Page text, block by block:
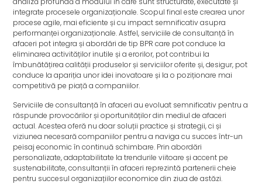
integrate procesele organizaționale. Scopul final este crearea unor
procese agile, mai eficiente și cu impact semnificativ asupra
performanței organizaționale. Astfel, serviciile de consultanță în
afaceri pot integra și abordări de tip BPR care pot conduce la
eliminarea activităților inutile și a erorilor, pot contribui la
îmbunătățirea calității produselor și serviciilor oferite și, desigur, pot
conduce la apariția unor idei inovatoare și la o poziționare mai
competitivă pe piață a companiilor.
Serviciile de consultanță în afaceri au evoluat semnificativ pentru a
răspunde provocărilor și oportunităților din mediul de afaceri
actual. Acestea oferă nu doar soluții practice și strategii, ci și
viziunea necesară companiilor pentru a naviga cu succes într-un
peisaj economic în continuă schimbare. Prin abordări
personalizate, adaptabilitate la trendurile viitoare și accent pe
sustenabilitate, consultanții în afaceri reprezintă partenerii cheie
pentru succesul organizațiilor economice din ziua de astăzi.